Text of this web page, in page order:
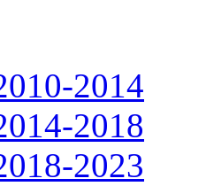
2014
2018
2023